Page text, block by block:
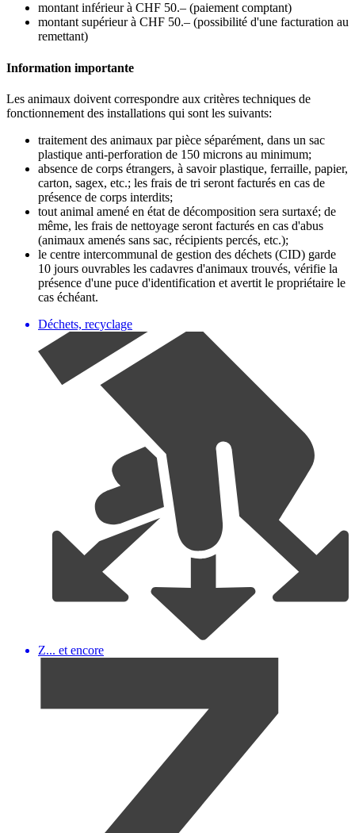
montant inférieur à CHF 50.– (paiement comptant)
montant supérieur à CHF 50.– (possibilité d'une facturation au
remettant)
Information importante
Les animaux doivent correspondre aux critères techniques de
fonctionnement des installations qui sont les suivants:
traitement des animaux par pièce séparément, dans un sac
plastique anti-perforation de 150 microns au minimum;
absence de corps étrangers, à savoir plastique, ferraille, papier,
carton, sagex, etc.; les frais de tri seront facturés en cas de
présence de corps interdits;
tout animal amené en état de décomposition sera surtaxé; de
même, les frais de nettoyage seront facturés en cas d'abus
(animaux amenés sans sac, récipients percés, etc.);
le centre intercommunal de gestion des déchets (CID) garde
10 jours ouvrables les cadavres d'animaux trouvés, vérifie la
présence d'une puce d'identification et avertit le propriétaire le
cas échéant.
Déchets, recyclage
Z... et encore